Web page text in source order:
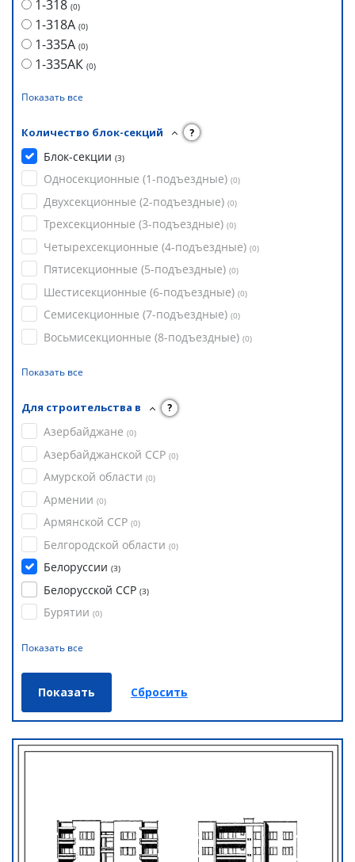
1-318 (0)
1-318А (0)
1-335А (0)
1-335АК (0)
Показать все
Количество блок-секций ?
Блок-секции (3)
Односекционные (1-подъездные) (0)
Двухсекционные (2-подъездные) (0)
Трехсекционные (3-подъездные) (0)
Четырехсекционные (4-подъездные) (0)
Пятисекционные (5-подъездные) (0)
Шестисекционные (6-подъездные) (0)
Семисекционные (7-подъездные) (0)
Восьмисекционные (8-подъездные) (0)
Показать все
Для строительства в ?
Азербайджане (0)
Азербайджанской ССР (0)
Амурской области (0)
Армении (0)
Армянской ССР (0)
Белгородской области (0)
Белоруссии (3)
Белорусской ССР (3)
Бурятии (0)
Показать все